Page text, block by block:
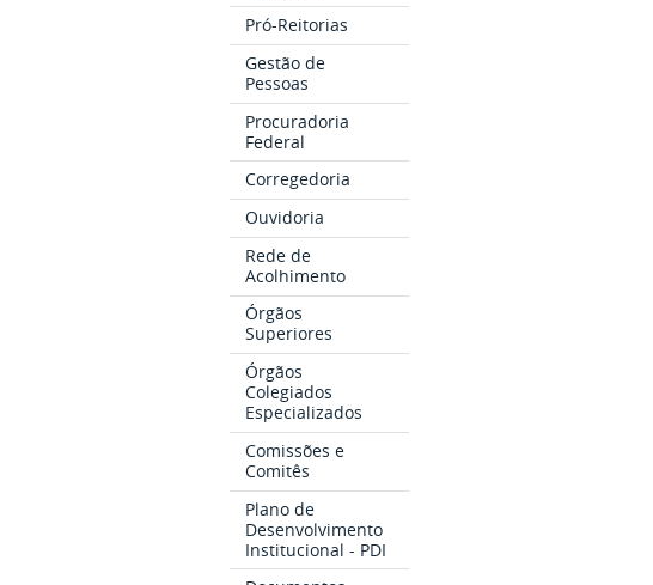
Pró-Reitorias
Gestão de
Pessoas
Procuradoria
Federal
Corregedoria
Ouvidoria
Rede de
Acolhimento
Órgãos
Superiores
Órgãos
Colegiados
Especializados
Comissões e
Comitês
Plano de
Desenvolvimento
Institucional - PDI